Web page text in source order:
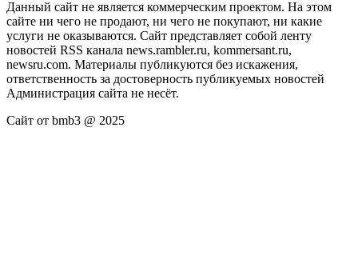
Данный сайт не является коммерческим проектом. На этом
сайте ни чего не продают, ни чего не покупают, ни какие
услуги не оказываются. Сайт представляет собой ленту
новостей RSS канала news.rambler.ru, kommersant.ru,
newsru.com. Материалы публикуются без искажения,
ответственность за достоверность публикуемых новостей
Администрация сайта не несёт.
Сайт от bmb3 @ 2025